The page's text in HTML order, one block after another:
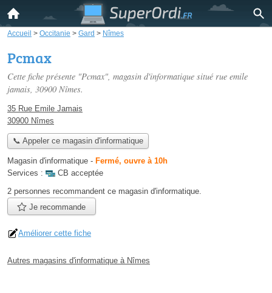
Accueil > Occitanie > Gard > Nîmes
Pcmax
Cette fiche présente "Pcmax", magasin d'informatique situé rue emile
jamais, 30900 Nîmes.
35 Rue Emile Jamais
30900 Nîmes
📞 Appeler ce magasin d'informatique
Magasin d'informatique - Fermé, ouvre à 10h
Services :
CB acceptée
2 personnes recommandent ce magasin d'informatique.
Je recommande
Améliorer cette fiche
Autres magasins d'informatique à Nîmes